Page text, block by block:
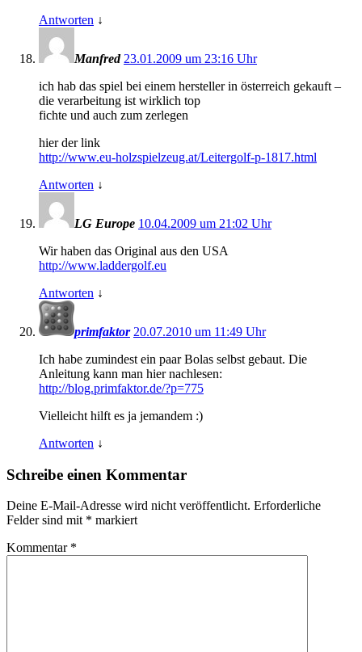
Antworten ↓
Manfred 23.01.2009 um 23:16 Uhr
ich hab das spiel bei einem hersteller in österreich gekauft –
die verarbeitung ist wirklich top
fichte und auch zum zerlegen
hier der link
http://www.eu-holzspielzeug.at/Leitergolf-p-1817.html
Antworten ↓
LG Europe 10.04.2009 um 21:02 Uhr
Wir haben das Original aus den USA
http://www.laddergolf.eu
Antworten ↓
primfaktor 20.07.2010 um 11:49 Uhr
Ich habe zumindest ein paar Bolas selbst gebaut. Die
Anleitung kann man hier nachlesen:
http://blog.primfaktor.de/?p=775
Vielleicht hilft es ja jemandem :)
Antworten ↓
Schreibe einen Kommentar
Deine E-Mail-Adresse wird nicht veröffentlicht. Erforderliche
Felder sind mit * markiert
Kommentar *